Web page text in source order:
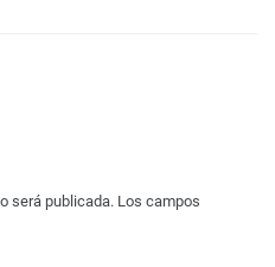
será publicada. Los campos